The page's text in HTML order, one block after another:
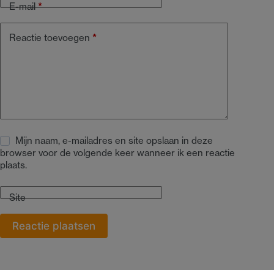
E-mail*
Reactie toevoegen *
Mijn naam, e-mailadres en site opslaan in deze
browser voor de volgende keer wanneer ik een reactie
plaats.
Site
Reactie plaatsen